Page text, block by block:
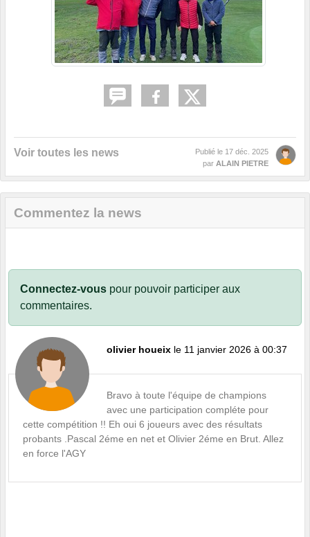
Voir toutes les news Publié le 17 déc. 2025
par ALAIN PIETRE
Commentez la news
Connectez-vous pour pouvoir participer aux
commentaires.
olivier houeix le 11 janvier 2026 à 00:37
Bravo à toute l'équipe de champions
avec une participation compléte pour
cette compétition !! Eh oui 6 joueurs avec des résultats
probants .Pascal 2éme en net et Olivier 2éme en Brut. Allez
en force l'AGY